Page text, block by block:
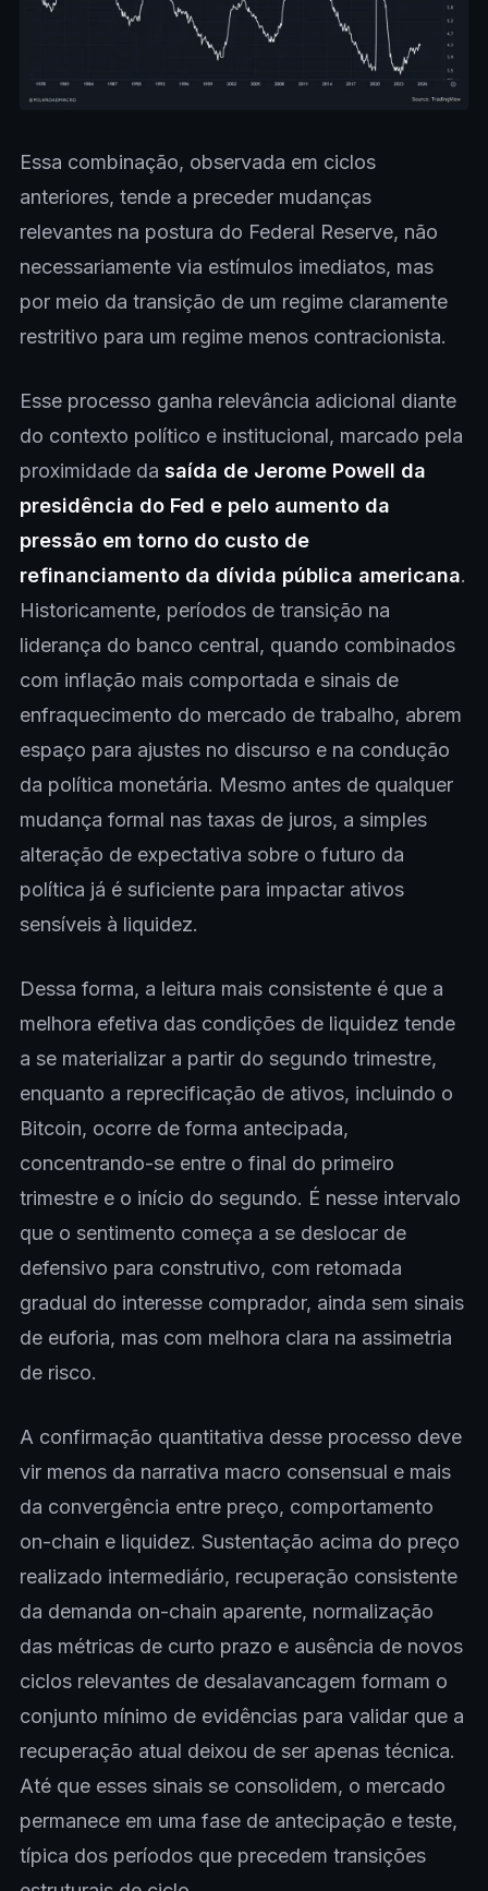
Essa combinação, observada em ciclos
anteriores, tende a preceder mudanças
relevantes na postura do Federal Reserve, não
necessariamente via estímulos imediatos, mas
por meio da transição de um regime claramente
restritivo para um regime menos contracionista.
Esse processo ganha relevância adicional diante
do contexto político e institucional, marcado pela
proximidade da saída de Jerome Powell da
presidência do Fed e pelo aumento da
pressão em torno do custo de
refinanciamento da dívida pública americana.
Historicamente, períodos de transição na
liderança do banco central, quando combinados
com inflação mais comportada e sinais de
enfraquecimento do mercado de trabalho, abrem
espaço para ajustes no discurso e na condução
da política monetária. Mesmo antes de qualquer
mudança formal nas taxas de juros, a simples
alteração de expectativa sobre o futuro da
política já é suficiente para impactar ativos
sensíveis à liquidez.
Dessa forma, a leitura mais consistente é que a
melhora efetiva das condições de liquidez tende
a se materializar a partir do segundo trimestre,
enquanto a reprecificação de ativos, incluindo o
Bitcoin, ocorre de forma antecipada,
concentrando-se entre o final do primeiro
trimestre e o início do segundo. É nesse intervalo
que o sentimento começa a se deslocar de
defensivo para construtivo, com retomada
gradual do interesse comprador, ainda sem sinais
de euforia, mas com melhora clara na assimetria
de risco.
A confirmação quantitativa desse processo deve
vir menos da narrativa macro consensual e mais
da convergência entre preço, comportamento
on-chain e liquidez. Sustentação acima do preço
realizado intermediário, recuperação consistente
da demanda on-chain aparente, normalização
das métricas de curto prazo e ausência de novos
ciclos relevantes de desalavancagem formam o
conjunto mínimo de evidências para validar que a
recuperação atual deixou de ser apenas técnica.
Até que esses sinais se consolidem, o mercado
permanece em uma fase de antecipação e teste,
típica dos períodos que precedem transições